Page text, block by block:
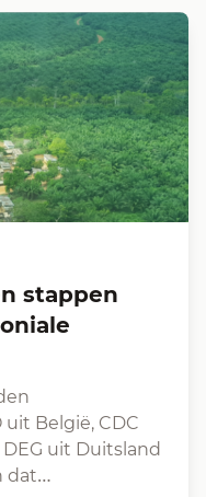
België, CDC
uit Duitsland
dat…